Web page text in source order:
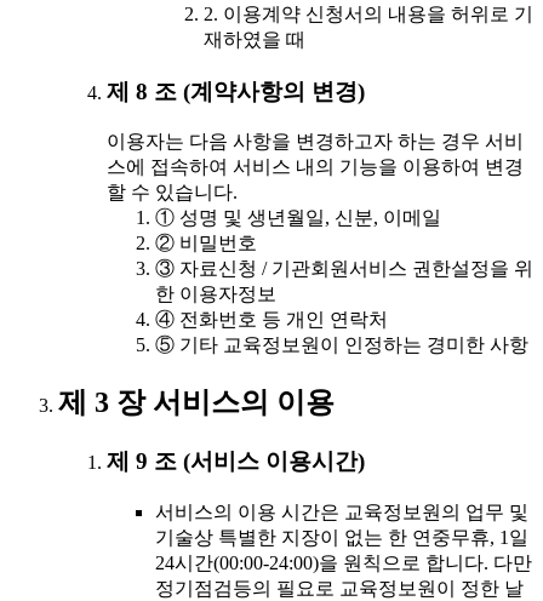
2. 이용계약 신청서의 내용을 허위로 기
재하였을 때
제 8 조 (계약사항의 변경)
이용자는 다음 사항을 변경하고자 하는 경우 서비
스에 접속하여 서비스 내의 기능을 이용하여 변경
할 수 있습니다.
① 성명 및 생년월일, 신분, 이메일
② 비밀번호
③ 자료신청 / 기관회원서비스 권한설정을 위
한 이용자정보
④ 전화번호 등 개인 연락처
⑤ 기타 교육정보원이 인정하는 경미한 사항
제 3 장 서비스의 이용
제 9 조 (서비스 이용시간)
서비스의 이용 시간은 교육정보원의 업무 및
기술상 특별한 지장이 없는 한 연중무휴, 1일
24시간(00:00-24:00)을 원칙으로 합니다. 다만
정기점검등의 필요로 교육정보원이 정한 날